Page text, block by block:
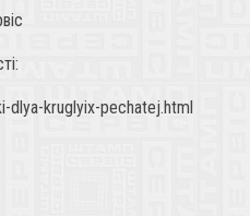
dlya-kruglyix-pechatej.html